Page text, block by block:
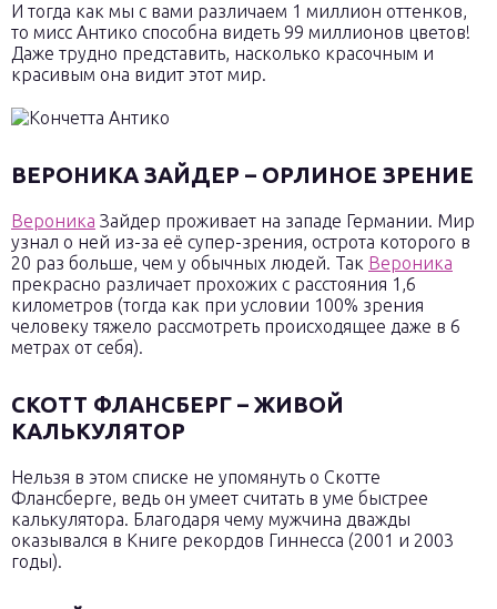
И тогда как мы с вами различаем 1 миллион оттенков,
то мисс Антико способна видеть 99 миллионов цветов!
Даже трудно представить, насколько красочным и
красивым она видит этот мир.
ВЕРОНИКА ЗАЙДЕР – ОРЛИНОЕ ЗРЕНИЕ
Вероника Зайдер проживает на западе Германии. Мир
узнал о ней из-за её супер-зрения, острота которого в
20 раз больше, чем у обычных людей. Так Вероника
прекрасно различает прохожих с расстояния 1,6
километров (тогда как при условии 100% зрения
человеку тяжело рассмотреть происходящее даже в 6
метрах от себя).
СКОТТ ФЛАНСБЕРГ – ЖИВОЙ
КАЛЬКУЛЯТОР
Нельзя в этом списке не упомянуть о Скотте
Флансберге, ведь он умеет считать в уме быстрее
калькулятора. Благодаря чему мужчина дважды
оказывался в Книге рекордов Гиннесса (2001 и 2003
годы).